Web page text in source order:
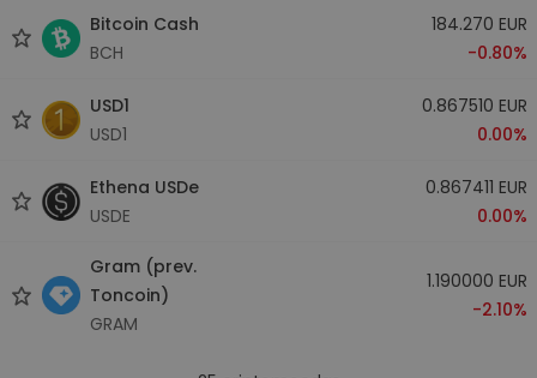
Bitcoin Cash
BCH
184.270 EUR
-0.80%
USD1
USD1
0.867510 EUR
0.00%
Ethena USDe
USDE
0.867411 EUR
0.00%
Gram (prev.
Toncoin)
GRAM
1.190000 EUR
-2.10%